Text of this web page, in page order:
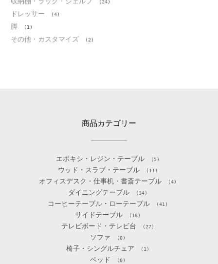
(24)
ドレッサー (4)
脚 (1)
その他・カスタマイズ (2)
商品カテゴリー
エポキシ・レジン・テーブル (5)
ウッド・スラブ・テーブル (11)
オフィスデスク・仕事机・書斎テーブル (4)
ダイニングテーブル (34)
コーヒーテーブル・ローテーブル (41)
サイドテーブル (18)
テレビボード・テレビ台 (27)
ソファ (0)
椅子・シングルチェア (1)
ベッド (0)